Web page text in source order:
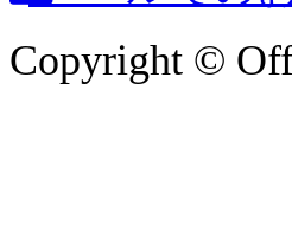
Copyright ©